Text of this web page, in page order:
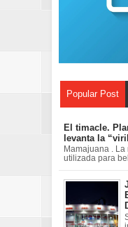
Popular Post
El timacle.
levanta la
Mamajuana .
utilizada para